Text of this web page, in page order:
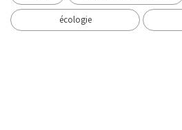
écologie